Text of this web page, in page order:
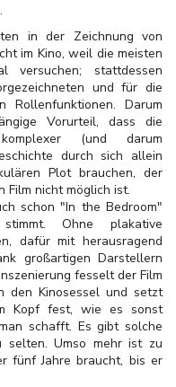
in der Zeichnung von
im Kino, weil die meisten
versuchen; stattdessen
und für die
Rollenfunktionen. Darum
Vorurteil, dass die
(und darum
durch sich allein
Plot brauchen, der
Film nicht möglich ist.
schon "In the Bedroom"
Ohne plakative
dafür mit herausragend
großartigen Darstellern
fesselt der Film
den Kinosessel und setzt
Kopf fest, wie es sonst
schafft. Es gibt solche
Umso mehr ist zu
fünf Jahre braucht, bis er